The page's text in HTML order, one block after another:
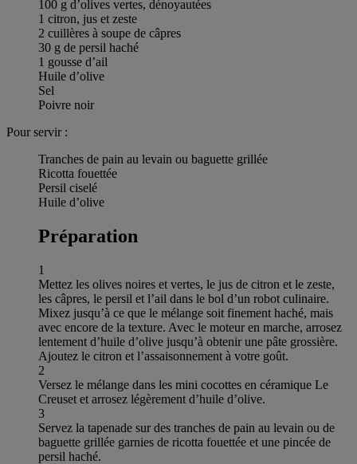
100 g d’olives vertes, dénoyautées
1 citron, jus et zeste
2 cuillères à soupe de câpres
30 g de persil haché
1 gousse d’ail
Huile d’olive
Sel
Poivre noir
Pour servir :
Tranches de pain au levain ou baguette grillée
Ricotta fouettée
Persil ciselé
Huile d’olive
Préparation
1
Mettez les olives noires et vertes, le jus de citron et le zeste,
les câpres, le persil et l’ail dans le bol d’un robot culinaire.
Mixez jusqu’à ce que le mélange soit finement haché, mais
avec encore de la texture. Avec le moteur en marche, arrosez
lentement d’huile d’olive jusqu’à obtenir une pâte grossière.
Ajoutez le citron et l’assaisonnement à votre goût.
2
Versez le mélange dans les mini cocottes en céramique Le
Creuset et arrosez légèrement d’huile d’olive.
3
Servez la tapenade sur des tranches de pain au levain ou de
baguette grillée garnies de ricotta fouettée et une pincée de
persil haché.